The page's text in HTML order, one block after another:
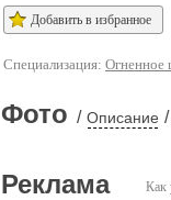
Добавить в избранное
Специализация:
Фото / Описание /
Как
Реклама